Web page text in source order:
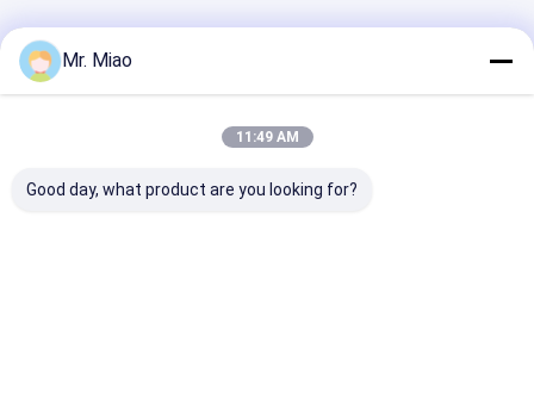
추천된 제품
Mr. Miao
11:49 AM
Good day, what product are you looking for?